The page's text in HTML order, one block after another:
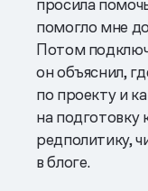
помогло мне
Потом
он объяснил,
по проекту и
на подготовку
редполитику,
в блоге.